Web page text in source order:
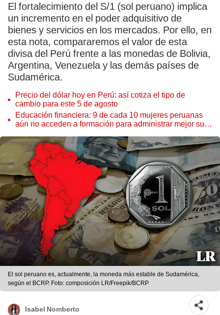
El fortalecimiento del S/1 (sol peruano) implica
un incremento en el poder adquisitivo de
bienes y servicios en los mercados. Por ello, en
esta nota, compararemos el valor de esta
divisa del Perú frente a las monedas de Bolivia,
Argentina, Venezuela y las demás países de
Sudamérica.
Precio del dólar hoy en Perú: así cotiza el tipo de
cambio para este 5 de agosto
Educación financiera: 9 de cada 10 mujeres peruanas
aún no acceden a formación para administrar mejor su
El sol peruano es, actualmente, la moneda más estable de Sudamérica,
según el BCRP. Foto: composición LR/Freepik/BCRP
Isabel Nomberto